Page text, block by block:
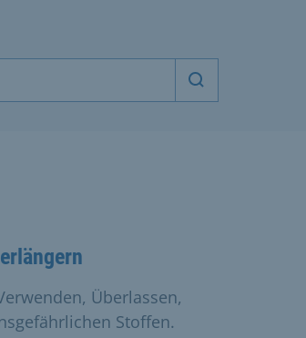
Überlassen,
Stoffen.